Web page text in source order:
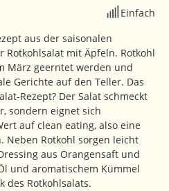
Einfach
aus der saisonalen
Rotkohlsalat mit Äpfeln. Rotkohl
März geerntet werden und
Gerichte auf den Teller. Das
Rezept? Der Salat schmeckt
sondern eignet sich
auf clean eating, also eine
Neben Rotkohl sorgen leicht
aus Orangensaft und
und aromatischem Kümmel
des Rotkohlsalats.